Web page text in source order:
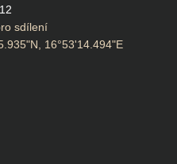
sdílení
16°53'14.494"E